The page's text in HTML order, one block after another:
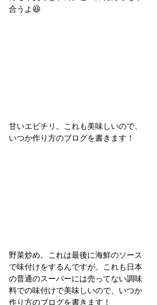
合うよ😆
甘いエビチリ。これも美味しいので、
いつか作り方のブログを書きます！
野菜炒め。これは最後に海鮮のソース
で味付けをするんですが、これも日本
の普通のスーパーには売ってない調味
料での味付けで美味しいので、いつか
作り方のブログを書きます！